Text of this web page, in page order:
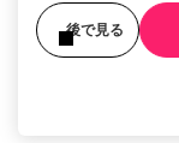
後で見る